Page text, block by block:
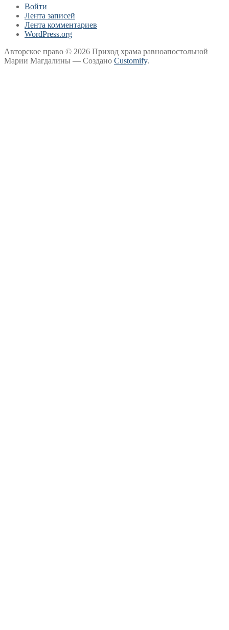
Войти
Лента записей
Лента комментариев
WordPress.org
Авторское право © 2026 Приход храма равноапостольной
Марии Магдалины — Создано Customify.